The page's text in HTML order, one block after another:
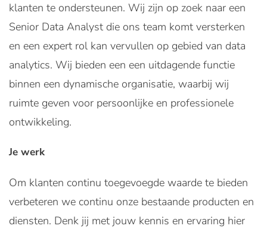
klanten te ondersteunen. Wij zijn op zoek naar een
Senior Data Analyst die ons team komt versterken
en een expert rol kan vervullen op gebied van data
analytics. Wij bieden een een uitdagende functie
binnen een dynamische organisatie, waarbij wij
ruimte geven voor persoonlijke en professionele
ontwikkeling.
Je werk
Om klanten continu toegevoegde waarde te bieden
verbeteren we continu onze bestaande producten en
diensten. Denk jij met jouw kennis en ervaring hier